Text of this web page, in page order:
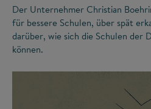
Der Unternehmer Christian
für bessere Schulen, über spät
darüber, wie sich die Schulen der
können.